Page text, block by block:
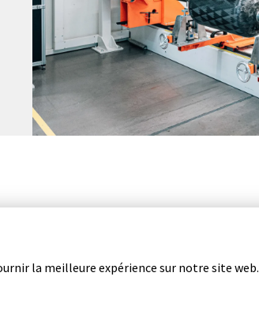
la meilleure expérience sur notre site web.